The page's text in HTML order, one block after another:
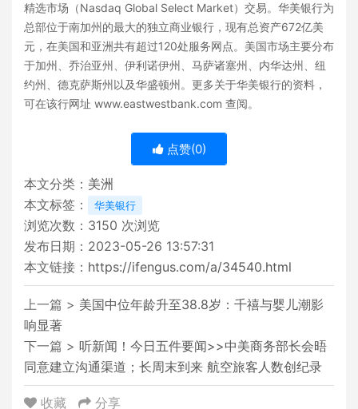
精选市场（Nasdaq Global Select Market）交易。华美银行为
总部位于南加州的最大的独立商业银行，现有总资产672亿美
元，在美国和亚洲共有超过120处服务网点。美国市场主要分布
于加州、乔治亚州、伊利诺伊州、马萨诸塞州、内华达州、纽
约州、德克萨斯州以及华盛顿州。更多关于华美银行的资料，
可在该行网址 www.eastwestbank.com 查阅。
点赞(0)
本文分类： 美洲
本文标签：
华美银行
浏览次数： 3150 次浏览
发布日期：2023-05-26 13:57:31
本文链接： https://ifengus.com/a/34540.html
上一篇 > 美国中位年龄升至38.8岁：千禧与婴儿潮影
响显著
下一篇 > 听新闻！今日五件要闻>>中美商务部长会晤
同意建立沟通渠道；长周末到来 航空旅客人数创纪录
收藏 分享